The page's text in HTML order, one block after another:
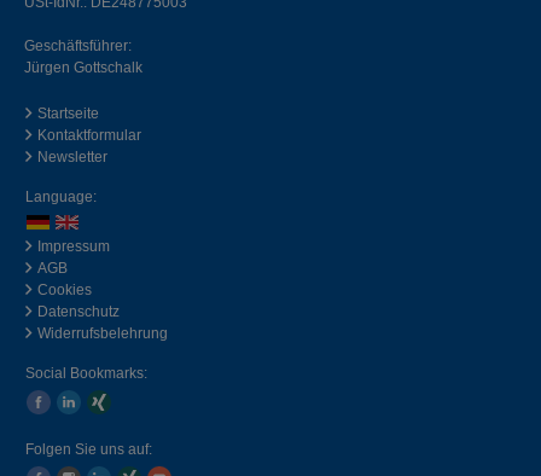
Geschäftsführer:
Jürgen Gottschalk
Startseite
Kontaktformular
Newsletter
Language:
Impressum
AGB
Cookies
Datenschutz
Widerrufsbelehrung
Social Bookmarks:
Folgen Sie uns auf: